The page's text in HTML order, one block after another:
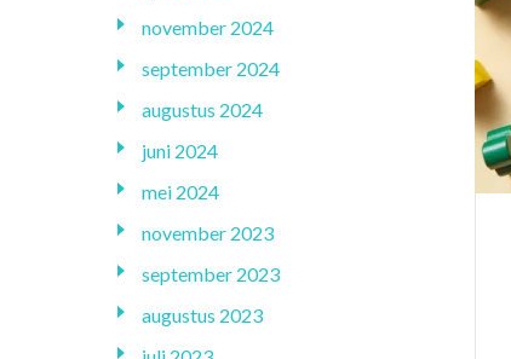
november 2024
september 2024
augustus 2024
juni 2024
mei 2024
november 2023
september 2023
augustus 2023